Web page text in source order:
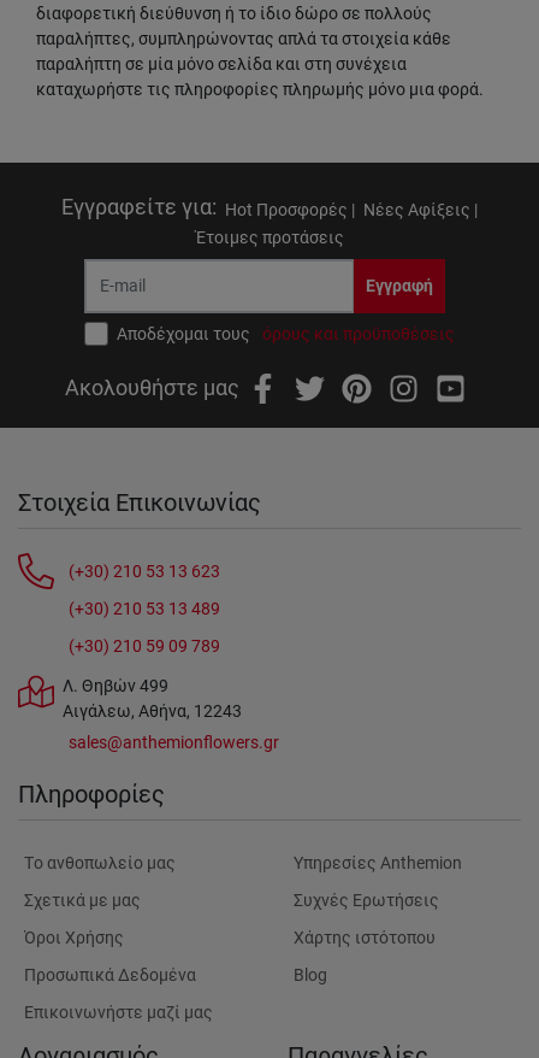
διαφορετική διεύθυνση ή το ίδιο δώρο σε πολλούς
παραλήπτες, συμπληρώνοντας απλά τα στοιχεία κάθε
παραλήπτη σε μία μόνο σελίδα και στη συνέχεια
καταχωρήστε τις πληροφορίες πληρωμής μόνο μια φορά.
Εγγραφείτε για: Hot Προσφορές | Νέες Αφίξεις |
Έτοιμες προτάσεις
Εγγραφή
Αποδέχομαι τους όρους και προϋποθέσεις
Ακολουθήστε μας
Στοιχεία Επικοινωνίας
(+30) 210 53 13 623
(+30) 210 53 13 489
(+30) 210 59 09 789
Λ. Θηβών 499
Αιγάλεω, Αθήνα, 12243
sales@anthemionflowers.gr
Πληροφορίες
Tο ανθοπωλείο μας
Σχετικά με μας
Όροι Χρήσης
Προσωπικά Δεδομένα
Επικοινωνήστε μαζί μας
Υπηρεσίες Anthemion
Συχνές Ερωτήσεις
Χάρτης ιστότοπου
Blog